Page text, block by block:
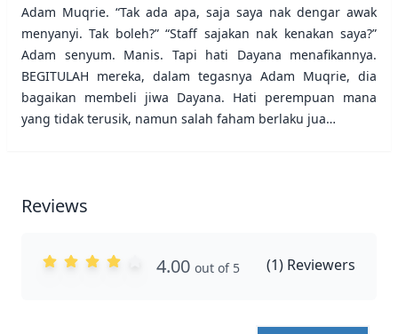
Adam Muqrie. “Tak ada apa, saja saya nak dengar awak
menyanyi. Tak boleh?” “Staff sajakan nak kenakan saya?”
Adam senyum. Manis. Tapi hati Dayana menafikannya.
BEGITULAH mereka, dalam tegasnya Adam Muqrie, dia
bagaikan membeli jiwa Dayana. Hati perempuan mana
yang tidak terusik, namun salah faham berlaku jua…
Reviews
4.00 out of 5 (1) Reviewers